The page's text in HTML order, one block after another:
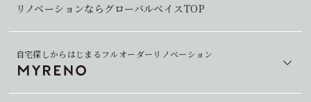
リノベーションならグローバルベイスTOP
自宅探しからはじまるフルオーダーリノベーション